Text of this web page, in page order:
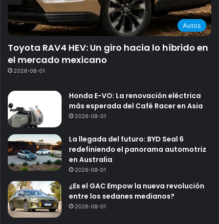
Autos
Toyota RAV4 HEV: Un giro hacia lo híbrido en
el mercado mexicano
2026-08-01
Honda E-VO: La renovación eléctrica
más esperada del Café Racer en Asia
2026-08-01
La llegada del futuro: BYD Seal 6
redefiniendo el panorama automotriz
en Australia
2026-08-01
¿Es el GAC Empow la nueva revolución
entre los sedanes medianos?
2026-08-01